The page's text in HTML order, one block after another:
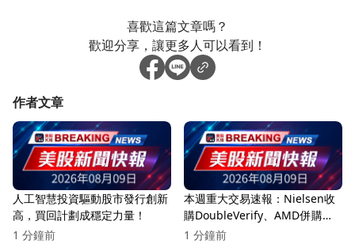
喜歡這篇文章嗎？
歡迎分享，讓更多人可以看到！
作者文章
人工智慧投資驅動股市發行創新
高，買回計劃成穩定力量！
1 分鐘前
本週重大交易速報：Nielsen收
購DoubleVerify、AMD併購
Taalas等多項交易引發市場關注
1 分鐘前